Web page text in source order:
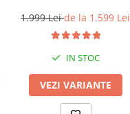
1.999 Leide la 1.599 Lei
IN STOC
VEZI VARIANTE